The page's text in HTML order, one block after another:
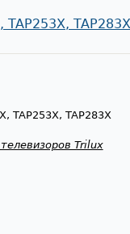
TAP283X
TAP253X, TAP283X
Trilux